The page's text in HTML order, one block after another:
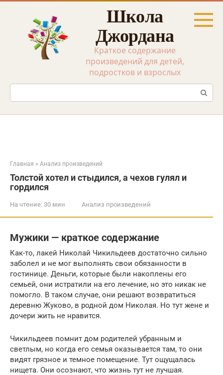
Перейти
Школа
Джордана
Краткое содержание
произведений для детей,
подростков и взрослых
Поиск:
Главная » Анализ произведений
Толстой хотел и стыдился, а чехов гулял и
гордился
На чтение: 30 мин Анализ произведений
Мужики — краткое содержание
Как-то, лакей Николай Чикильдеев достаточно сильно
заболел и не мог выполнять свои обязанности в
гостинице. Деньги, которые были накоплены его
семьей, они истратили на его лечение, но это никак не
помогло. В таком случае, они решают возвратиться
деревню Жуково, в родной дом Николая. Но тут жене и
дочери жить не нравится.
Чикильдеев помнит дом родителей убранным и
светлым, но когда его семья оказывается там, то они
видят грязное и темное помещение. Тут ощущалась
нищета. Они осознают, что жизнь тут не лучшая.